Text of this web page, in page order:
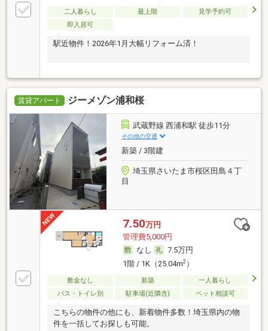
二人暮らし 最上階
見学予約可
即入居可
駅近物件！2026年1月大幅リフォーム済！
賃貸アパート ジーメゾン浦和桜
武蔵野線 西浦和駅 徒歩11分
その他の交通
新築 / 3階建
埼玉県さいたま市桜区田島４丁
目
7.50万円
管理費5,000円
なし
7.5万円
1階 / 1K（25.04m2）
敷金なし 新築
一人暮らし
バス・トイレ別
駐車場(近隣含) ペット相談可
こちらの物件の他にも、新着物件多数！埼玉県内の物
件を一括してお探しも可能。